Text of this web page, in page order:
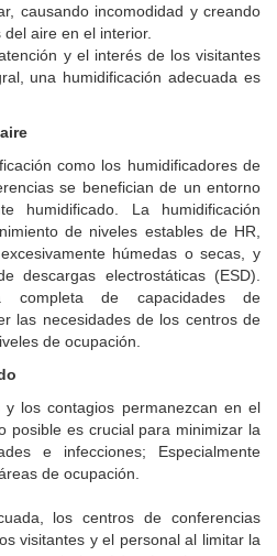
causando incomodidad y creando
aire en el interior.
y el interés de los visitantes
una humidificación adecuada es
como los humidificadores de
se benefician de un entorno
humidificado. La humidificación
de niveles estables de HR,
húmedas o secas, y
descargas electrostáticas (ESD).
completa de capacidades de
las necesidades de los centros de
de ocupación.
los contagios permanezcan en el
posible es crucial para minimizar la
e infecciones; Especialmente
de ocupación.
los centros de conferencias
visitantes y el personal al limitar la